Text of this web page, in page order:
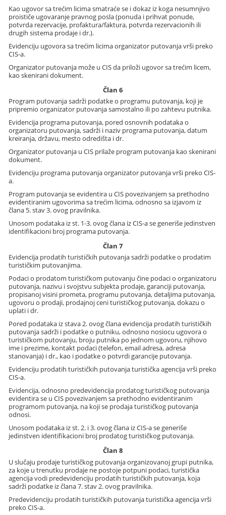
Kao ugovor sa trećim licima smatraće se i dokaz iz koga nesumnjivo
proističe ugovaranje pravnog posla (ponuda i prihvat ponude,
potvrda rezervacije, profaktura/faktura, potvrda rezervacionih ili
drugih sistema prodaje i dr.).
Evidenciju ugovora sa trećim licima organizator putovanja vrši preko
CIS-a.
Organizator putovanja može u CIS da priloži ugovor sa trećim licem,
kao skenirani dokument.
Član 6
Program putovanja sadrži podatke o programu putovanja, koji je
pripremio organizator putovanja samostalno ili po zahtevu putnika.
Evidencija programa putovanja, pored osnovnih podataka o
organizatoru putovanja, sadrži i naziv programa putovanja, datum
kreiranja, državu, mesto odredišta i dr.
Organizator putovanja u CIS prilaže program putovanja kao skenirani
dokument.
Evidenciju programa putovanja organizator putovanja vrši preko CIS-
a.
Program putovanja se evidentira u CIS povezivanjem sa prethodno
evidentiranim ugovorima sa trećim licima, odnosno sa izjavom iz
člana 5. stav 3. ovog pravilnika.
Unosom podataka iz st. 1-3. ovog člana iz CIS-a se generiše jedinstven
identifikacioni broj programa putovanja.
Član 7
Evidencija prodatih turističkih putovanja sadrži podatke o prodatim
turističkim putovanjima.
Podaci o prodatom turističkom putovanju čine podaci o organizatoru
putovanja, nazivu i svojstvu subjekta prodaje, garanciji putovanja,
propisanoj visini prometa, programu putovanja, detaljima putovanja,
ugovoru o prodaji, prodajnoj ceni turističkog putovanja, dokazu o
uplati i dr.
Pored podataka iz stava 2. ovog člana evidencija prodatih turističkih
putovanja sadrži i podatke o putniku, odnosno nosiocu ugovora o
turističkom putovanju, broju putnika po jednom ugovoru, njihovo
ime i prezime, kontakt podaci (telefon, email adresa, adresa
stanovanja) i dr., kao i podatke o potvrdi garancije putovanja.
Evidenciju prodatih turističkih putovanja turistička agencija vrši preko
CIS-a.
Evidencija, odnosno predevidencija prodatog turističkog putovanja
evidentira se u CIS povezivanjem sa prethodno evidentiranim
programom putovanja, na koji se prodaja turističkog putovanja
odnosi.
Unosom podataka iz st. 2. i 3. ovog člana iz CIS-a se generiše
jedinstven identifikacioni broj prodatog turističkog putovanja.
Član 8
U slučaju prodaje turističkog putovanja organizovanoj grupi putnika,
za koje u trenutku prodaje ne postoje potpuni podaci, turistička
agencija vodi predevidenciju prodatih turističkih putovanja, koja
sadrži podatke iz člana 7. stav 2. ovog pravilnika.
Predevidenciju prodatih turističkih putovanja turistička agencija vrši
preko CIS-a.